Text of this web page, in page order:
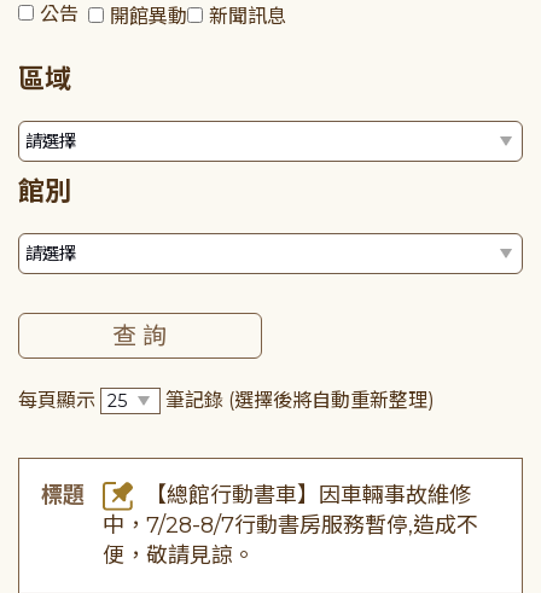
公告 開館異動 新聞訊息
區域
館別
每頁顯示 筆記錄 (選擇後將自動重新整理)
標題
【總館行動書車】因車輛事故維修
中，7/28-8/7行動書房服務暫停,造成不
便，敬請見諒。